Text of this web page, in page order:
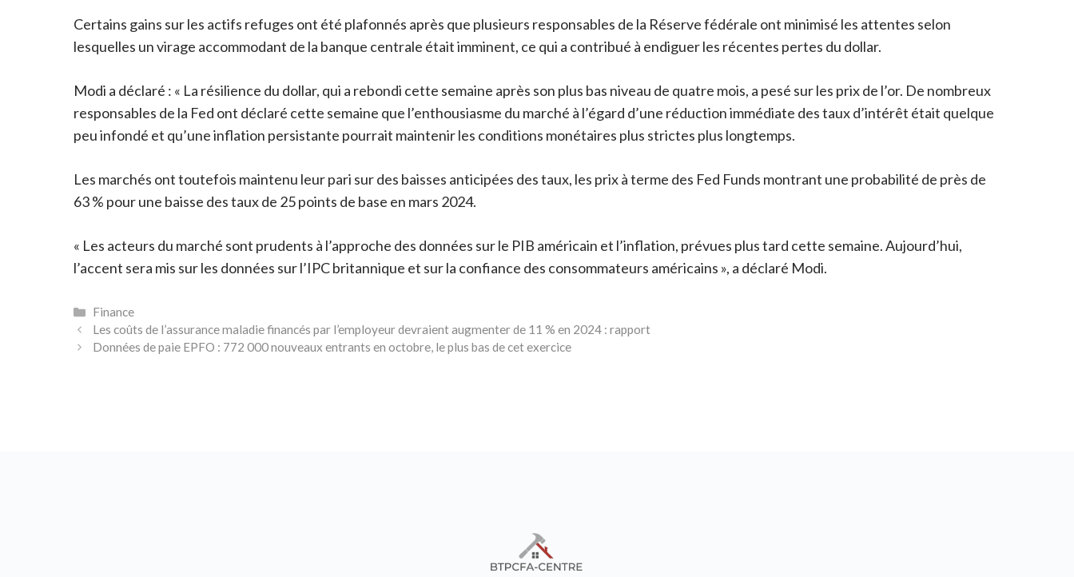
Certains gains sur les actifs refuges ont été plafonnés après que plusieurs responsables de la Réserve fédérale ont minimisé les attentes selon
lesquelles un virage accommodant de la banque centrale était imminent, ce qui a contribué à endiguer les récentes pertes du dollar.
Modi a déclaré : « La résilience du dollar, qui a rebondi cette semaine après son plus bas niveau de quatre mois, a pesé sur les prix de l’or. De nombreux
responsables de la Fed ont déclaré cette semaine que l’enthousiasme du marché à l’égard d’une réduction immédiate des taux d’intérêt était quelque
peu infondé et qu’une inflation persistante pourrait maintenir les conditions monétaires plus strictes plus longtemps.
Les marchés ont toutefois maintenu leur pari sur des baisses anticipées des taux, les prix à terme des Fed Funds montrant une probabilité de près de
63 % pour une baisse des taux de 25 points de base en mars 2024.
« Les acteurs du marché sont prudents à l’approche des données sur le PIB américain et l’inflation, prévues plus tard cette semaine. Aujourd’hui,
l’accent sera mis sur les données sur l’IPC britannique et sur la confiance des consommateurs américains », a déclaré Modi.
Catégories
Finance
Les coûts de l’assurance maladie financés par l’employeur devraient augmenter de 11 % en 2024 : rapport
Données de paie EPFO : 772 000 nouveaux entrants en octobre, le plus bas de cet exercice